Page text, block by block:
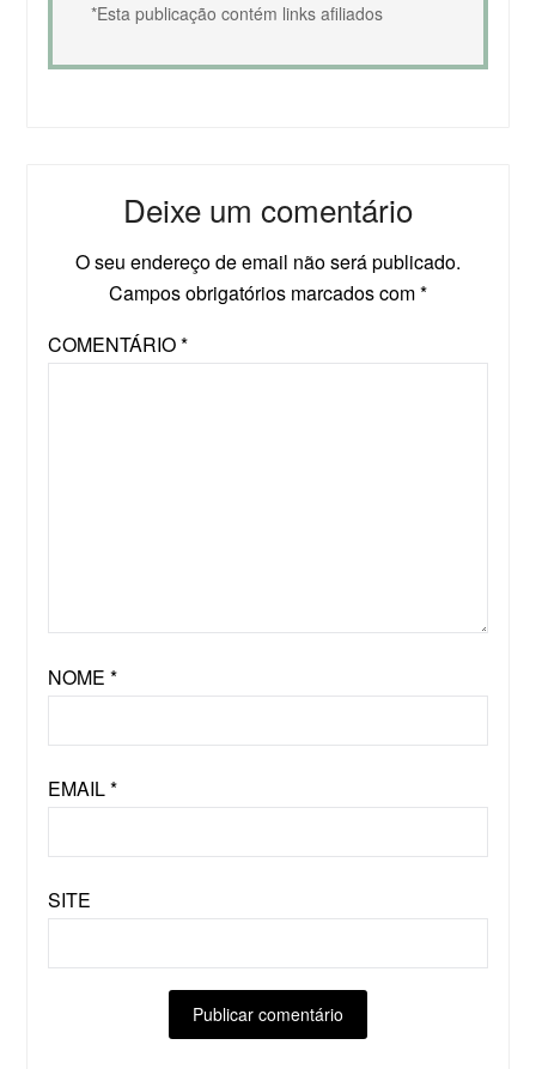
*Esta publicação contém links afiliados
Deixe um comentário
O seu endereço de email não será publicado.
Campos obrigatórios marcados com*
COMENTÁRIO*
NOME *
EMAIL*
SITE